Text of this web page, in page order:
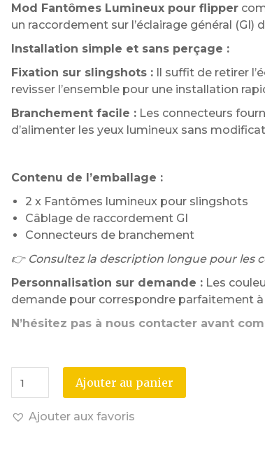
Mod Fantômes Lumineux pour flipper
un raccordement sur l’éclairage général (GI)
Installation simple et sans perçage :
Fixation sur slingshots :Il suffit de retirer
revisser l’ensemble pour une installation
Branchement facile :Les connecteurs
d’alimenter les yeux lumineux sans
Contenu de l’emballage :
2 x Fantômes lumineux pour slingshots
Câblage de raccordement GI
Connecteurs de branchement
👉 Consultez la description longue pour les
Personnalisation sur demande :Les
demande pour correspondre parfaitement
N’hésitez pas à nous contacter avant
Ajouter au panier
Ajouter aux favoris